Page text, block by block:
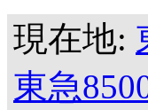
現在地:
東急